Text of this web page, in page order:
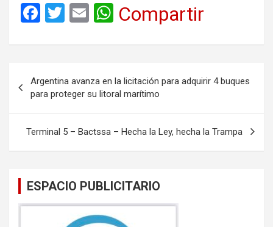
F
ce
o
o
k
T
tt
E
ail
W
at
s
A
p
p
Compartir
de
entradas
Argentina avanza en la licitación para adquirir 4 buques
para proteger su litoral marítimo
Terminal 5 – Bactssa – Hecha la Ley, hecha la Trampa
ESPACIO PUBLICITARIO